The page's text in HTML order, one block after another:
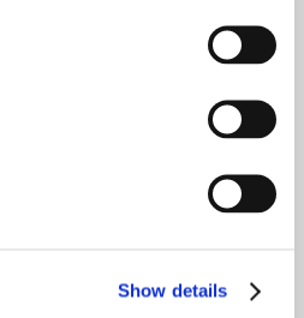
Show details
DO KOSZYKA